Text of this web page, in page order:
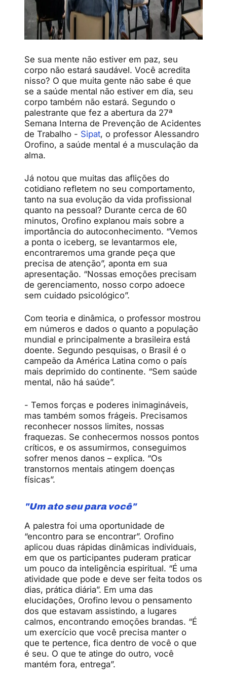
Se sua mente não estiver em paz, seu
corpo não estará saudável. Você acredita
nisso? O que muita gente não sabe é que
se a saúde mental não estiver em dia, seu
corpo também não estará. Segundo o
palestrante que fez a abertura da 27ª
Semana Interna de Prevenção de Acidentes
de Trabalho - Sipat, o professor Alessandro
Orofino, a saúde mental é a musculação da
alma.
Já notou que muitas das aflições do
cotidiano refletem no seu comportamento,
tanto na sua evolução da vida profissional
quanto na pessoal? Durante cerca de 60
minutos, Orofino explanou mais sobre a
importância do autoconhecimento. “Vemos
a ponta o iceberg, se levantarmos ele,
encontraremos uma grande peça que
precisa de atenção”, aponta em sua
apresentação. “Nossas emoções precisam
de gerenciamento, nosso corpo adoece
sem cuidado psicológico”.
Com teoria e dinâmica, o professor mostrou
em números e dados o quanto a população
mundial e principalmente a brasileira está
doente. Segundo pesquisas, o Brasil é o
campeão da América Latina como o país
mais deprimido do continente. “Sem saúde
mental, não há saúde”.
- Temos forças e poderes inimagináveis,
mas também somos frágeis. Precisamos
reconhecer nossos limites, nossas
fraquezas. Se conhecermos nossos pontos
críticos, e os assumirmos, conseguimos
sofrer menos danos – explica. “Os
transtornos mentais atingem doenças
físicas”.
"Um ato seu para você"
A palestra foi uma oportunidade de
“encontro para se encontrar”. Orofino
aplicou duas rápidas dinâmicas individuais,
em que os participantes puderam praticar
um pouco da inteligência espiritual. “É uma
atividade que pode e deve ser feita todos os
dias, prática diária”. Em uma das
elucidações, Orofino levou o pensamento
dos que estavam assistindo, a lugares
calmos, encontrando emoções brandas. “É
um exercício que você precisa manter o
que te pertence, fica dentro de você o que
é seu. O que te atinge do outro, você
mantém fora, entrega”.